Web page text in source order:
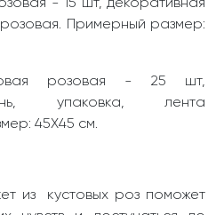
- 15 шт, декоративная
Примерный размер:
розовая - 25 шт,
упаковка, лента
45Х45 см.
из кустовых роз поможет